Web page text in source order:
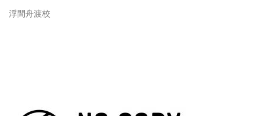
浮間舟渡校